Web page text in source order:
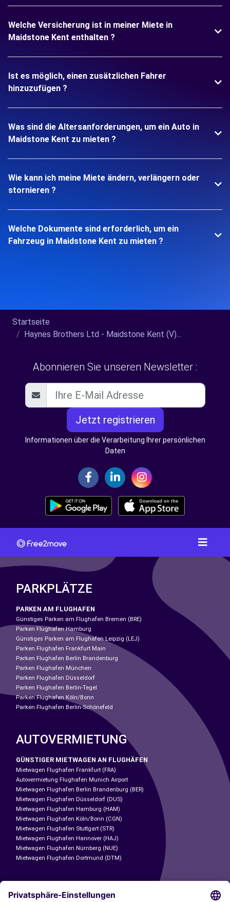
Welche Versicherung ist in meiner Miete in
Maidstone Kent enthalten ?
Ist es möglich, einen zusätzlichen Fahrer
hinzuzufügen ?
Was sind die Altersanforderungen, um ein Auto in
Maidstone Kent zu mieten ?
Wie kann ich meine Miete ändern, verlängern oder
stornieren ?
Welche Dokumente sind erforderlich, um ein
Fahrzeug in Maidstone Kent zu mieten ?
Startseite
Haynes Brothers Ltd - Maidstone Kent (V)...
Abonnieren Sie unseren Newsletter :
Jetzt registrieren
Informationen über die Verarbeitung Ihrer persönlichen
Daten
PARKPLÄTZE
PARKEN AM FLUGHAFEN
Günstiges Parken am Flughafen Bremen (BRE)
Parken Flughafen Hamburg
Günstiges Parken am Flughafen Leipzig (LEJ)
Parken Flughafen Frankfurt Main
Parken Flughafen Berlin Brandenburg
Parken Flughafen München
Parken Flughafen Düsseldorf
Parken Flughafen Berlin-Tegel
Parken Flughafen Köln/Bonn
Parken Flughafen Berlin-Schönefeld
AUTOVERMIETUNG
GÜNSTIGER MIETWAGEN AN FLUGHÄFEN
Mietwagen Flughafen Frankfurt (FRA)
Autovermietung Flughafen Munich Airport
Mietwagen Flughafen Berlin Brandenburg (BER)
Mietwagen Flughafen Düsseldorf (DUS)
Mietwagen Flughafen Hamburg (HAM)
Mietwagen Flughafen Köln/Bonn (CGN)
Mietwagen Flughafen Stuttgart (STR)
Mietwagen Flughafen Hannover (HAJ)
Mietwagen Flughafen Nürnberg (NUE)
Mietwagen Flughafen Dortmund (DTM)
CARSHARING